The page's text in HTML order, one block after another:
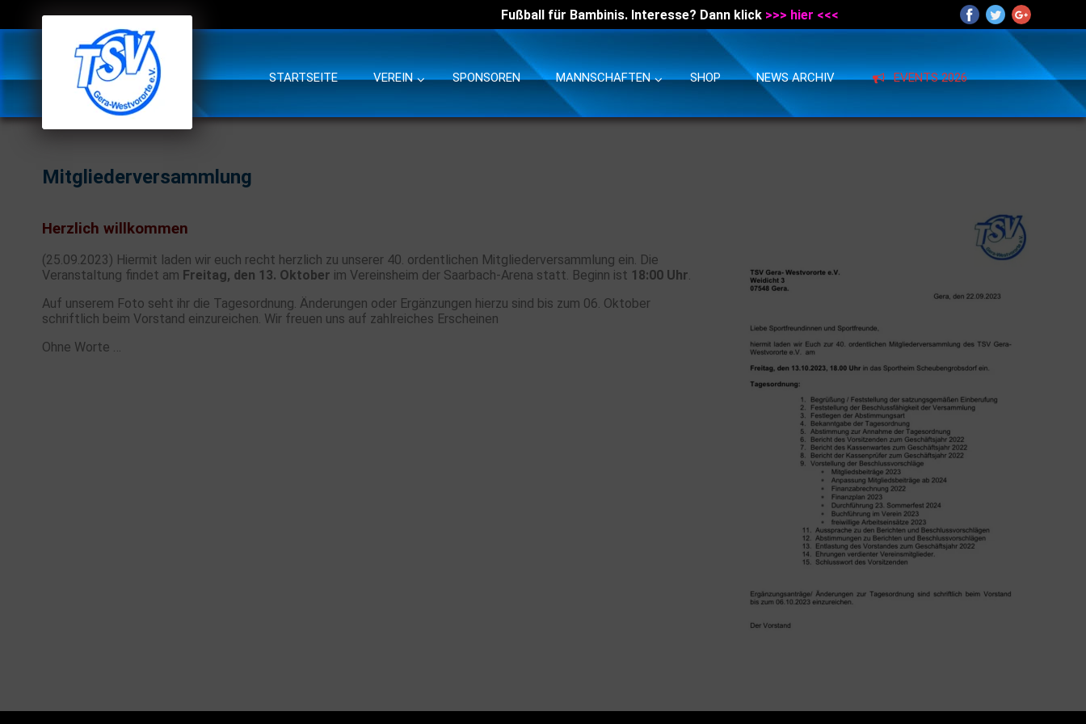
Fußball für Bambinis. Interesse? Dann klick >>> hier <<<
STARTSEITE VEREIN SPONSOREN MANNSCHAFTEN SHOP NEWS ARCHIV EVENTS 2026
Mitgliederversammlung
Herzlich willkommen
(25.09.2023) Hiermit laden wir euch recht herzlich zu unserer 40. ordentlichen Mitgliederversammlung ein. Die
Veranstaltung findet am Freitag, den 13. Oktober im Vereinsheim der Saarbach-Arena statt. Beginn ist 18:00 Uhr.
Auf unserem Foto seht ihr die Tagesordnung. Änderungen oder Ergänzungen hierzu sind bis zum 06. Oktober
schriftlich beim Vorstand einzureichen. Wir freuen uns auf zahlreiches Erscheinen
Ohne Worte …